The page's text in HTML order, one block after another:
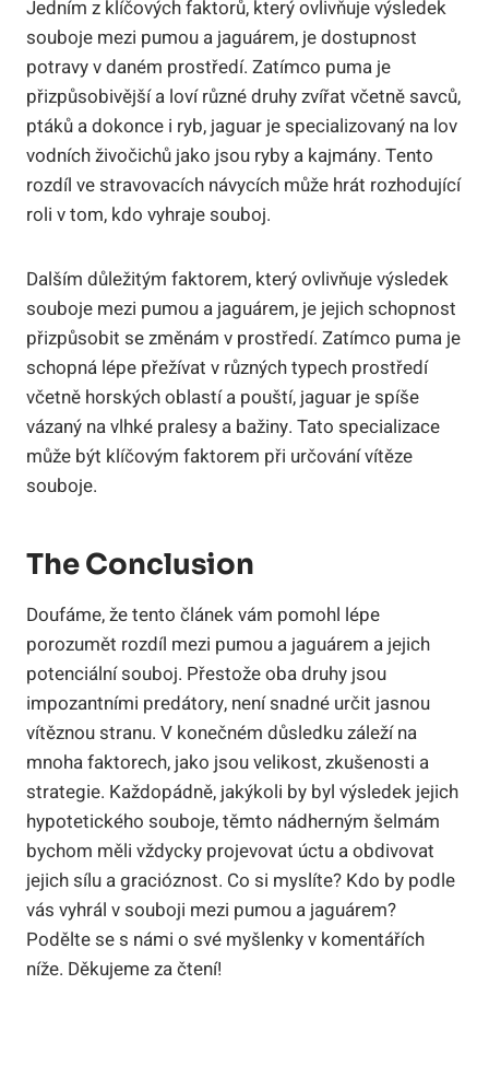
Jedním z klíčových faktorů, který ovlivňuje výsledek
souboje mezi pumou a jaguárem, je dostupnost
potravy v daném prostředí. Zatímco puma je
přizpůsobivější a loví různé druhy zvířat včetně savců,
ptáků a dokonce i ryb, jaguar je specializovaný na lov
vodních živočichů jako jsou ryby a kajmány. Tento
rozdíl ve stravovacích návycích může hrát rozhodující
roli v tom, kdo vyhraje souboj.
Dalším důležitým faktorem, který ovlivňuje výsledek
souboje mezi pumou a jaguárem, je jejich schopnost
přizpůsobit se změnám v prostředí. Zatímco puma je
schopná lépe přežívat v různých typech prostředí
včetně horských oblastí a pouští, jaguar je spíše
vázaný na vlhké pralesy a bažiny. Tato specializace
může být klíčovým faktorem při určování vítěze
souboje.
The Conclusion
Doufáme, že tento článek vám pomohl lépe
porozumět rozdíl mezi pumou a jaguárem a jejich
potenciální souboj. Přestože oba druhy jsou
impozantními predátory, není snadné určit jasnou
vítěznou stranu. V konečném důsledku záleží na
mnoha faktorech, jako jsou velikost, zkušenosti a
strategie. Každopádně, jakýkoli by byl výsledek jejich
hypotetického souboje, těmto nádherným šelmám
bychom měli vždycky projevovat úctu a obdivovat
jejich sílu a gracióznost. Co si myslíte? Kdo by podle
vás vyhrál v souboji mezi pumou a jaguárem?
Podělte se s námi o své myšlenky v komentářích
níže. Děkujeme za čtení!